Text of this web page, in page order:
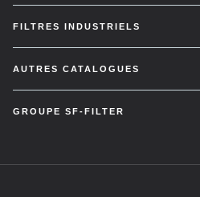
FILTRES INDUSTRIELS
AUTRES CATALOGUES
GROUPE SF-FILTER